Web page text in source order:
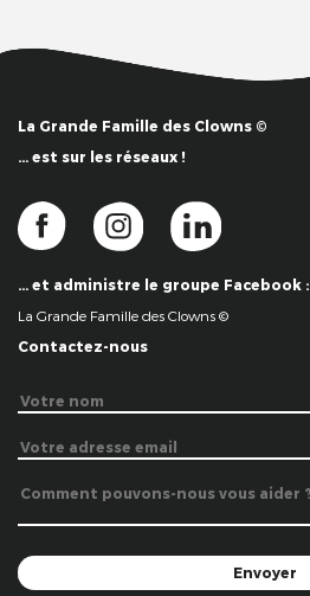
La Grande Famille des Clowns ©
… est sur les réseaux !
… et administre le groupe Facebook :
La Grande Famille des Clowns ©
Contactez-nous